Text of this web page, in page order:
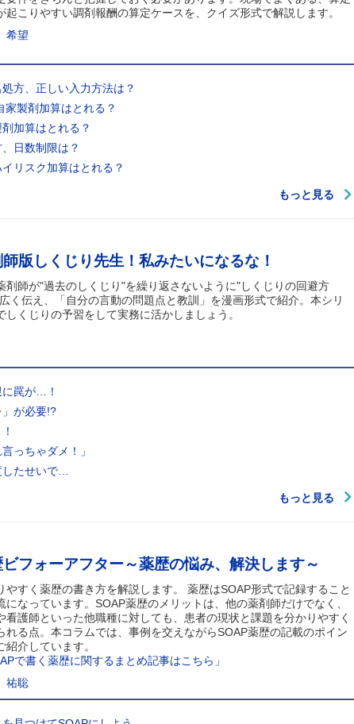
起こりやすい調剤報酬の算定ケースを、クイズ形式で解説します。
望
方、正しい入力方法は？
製剤加算はとれる？
加算はとれる？
日数制限は？
リスク加算はとれる？
もっと見る
版しくじり先生！私みたいになるな！
剤師が"過去のしくじり"を繰り返さないように"しくじりの回避方
く伝え、「自分の言動の問題点と教訓」を漫画形式で紹介。本シリ
しくじりの予習をして実務に活かしましょう。
罠が…！
が必要!?
っちゃダメ！」
たせいで…
もっと見る
フォーアフター～薬歴の悩み、解決します～
やすく薬歴の書き方を解説します。 薬歴はSOAP形式で記録すること
になっています。SOAP薬歴のメリットは、他の薬剤師だけでなく、
看護師といった他職種に対しても、患者の現状と課題を分かりやすく
れる点。本コラムでは、事例を交えながらSOAP薬歴の記載のポイン
紹介しています。
で書く薬歴に関するまとめ記事はこちら」
祐聡